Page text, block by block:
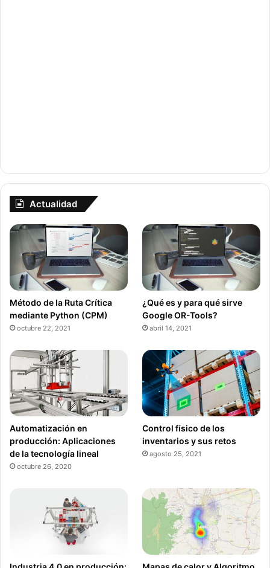
Actualidad
Método de la Ruta Crítica
mediante Python (CPM)
octubre 22, 2021
¿Qué es y para qué sirve
Google OR-Tools?
abril 14, 2021
Automatización en
producción: Aplicaciones
de la tecnología lineal
octubre 26, 2020
Control físico de los
inventarios y sus retos
agosto 25, 2021